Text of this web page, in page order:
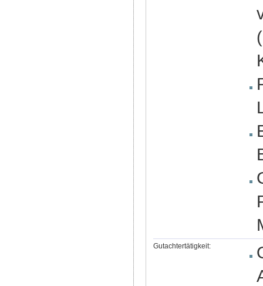
Gutachtertätigkeit: